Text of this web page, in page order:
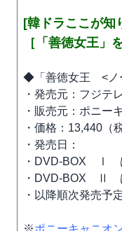
[韓ドラここが知
［「善徳女王」
◆「善徳女王 <ノ
・発売元：フジテ
・販売元：ポニー
・価格：13,440（
・発売日：
・DVD-BOX Ⅰ
・DVD-BOX Ⅱ
・以降順次発売予
※ポニーキャニオ